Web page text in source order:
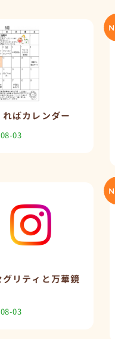
ればカレンダー
03
グリティと万華鏡
03